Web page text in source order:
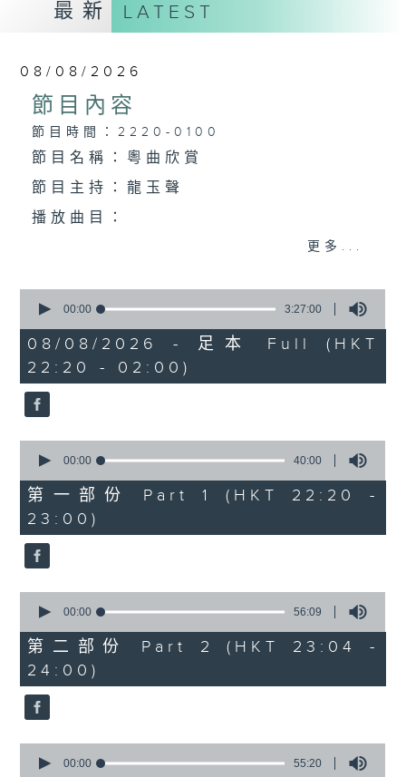
黃可柔、馬崇恩、蕭桐、陳婉紅、紅萍、林玉琴、陳
為顧及平日需要上班的聽眾，《戲曲之夜》安排在每
個晚上播放粵曲，以地方語言介紹京劇、潮劇、越劇
等；務求以同一語言介紹同一劇種，望能令廣大聽眾
有更親切的感受。
最新 LATEST
08/08/2026
節目內容
節目時間：2220-0100
節目名稱：粵曲欣賞
節目主持：龍玉聲
播放曲目：
1. 「潞安州」
由 彭熾權、鄭培英 主唱
由 文千歲、盧秋萍 主唱
3. 「花蕊夫人之去國題詞、刧後描容」
4. 「血染海棠紅」
由 麥炳榮、鄭幗寶 主唱
更多...
seconds
3
hours,
27
minutes,
0
seconds
00:00 3:27:00
08/08/2026 - 足本 Full (HKT
22:20 - 02:00)
seconds
40
minutes,
0
seconds
00:00 40:00
第一部份 Part 1 (HKT 22:20 -
23:00)
seconds
56
minutes,
9
seconds
00:00 56:09
第二部份 Part 2 (HKT 23:04 -
24:00)
seconds
00:00 55:20